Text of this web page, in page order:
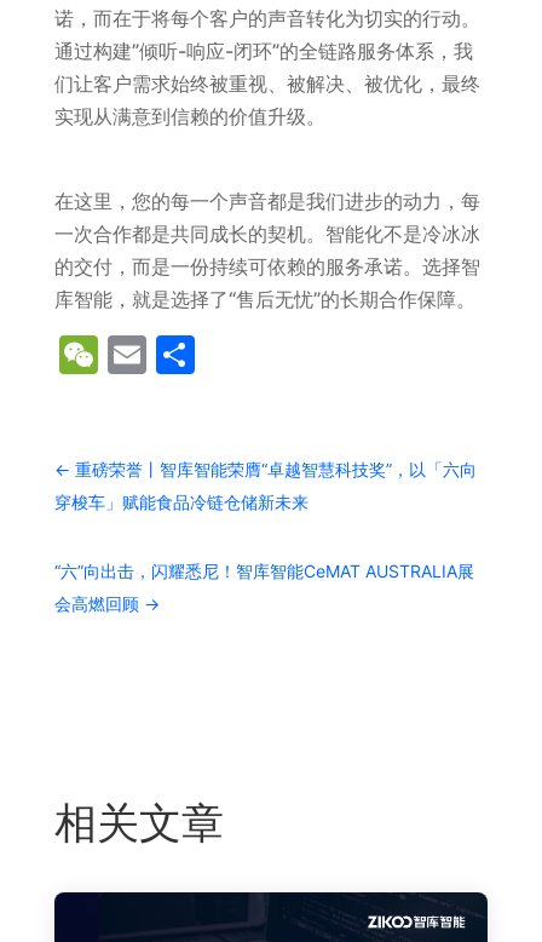
诺，而在于将每个客户的声音转化为切实的行动。
通过构建”倾听-响应-闭环”的全链路服务体系，我
们让客户需求始终被重视、被解决、被优化，最终
实现从满意到信赖的价值升级。
在这里，您的每一个声音都是我们进步的动力，每
一次合作都是共同成长的契机。智能化不是冷冰冰
的交付，而是一份持续可依赖的服务承诺。选择智
库智能，就是选择了“售后无忧”的长期合作保障。
WeChat
Email
分
← 重磅荣誉丨智库智能荣膺“卓越智慧科技奖”，以「六向
穿梭车」赋能食品冷链仓储新未来
“六”向出击，闪耀悉尼！智库智能CeMAT AUSTRALIA展
会高燃回顾→
相关文章